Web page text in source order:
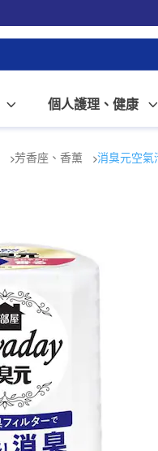
個人護理、健康
芳香座、香薰 消臭元空氣